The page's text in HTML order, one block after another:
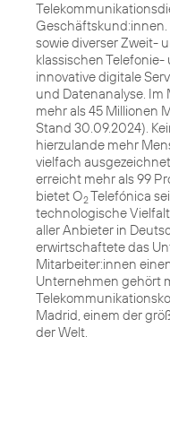
Geschäftskund:innen.
sowie diverser Zweit-
klassischen
innovative digitale
und Datenanalyse.
mehr als 45 Millionen
Stand 30.09.2024).
hierzulande mehr
vielfach
erreicht mehr als 99
bietet O2Telefónica
technologische
aller Anbieter in
erwirtschaftete das
Mitarbeiter:innen
Unternehmen gehört
Madrid, einem der
der Welt.